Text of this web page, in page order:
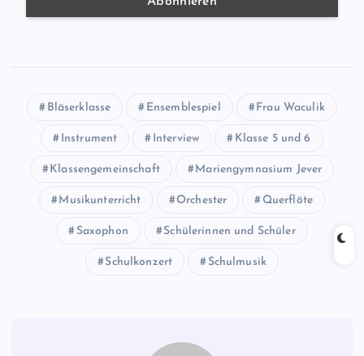
Bläserklasse Ensemblespiel Frau Waculik
Instrument Interview Klasse 5 und 6
Klassengemeinschaft Mariengymnasium Jever
Musikunterricht Orchester Querflöte
Saxophon Schülerinnen und Schüler
Schulkonzert Schulmusik